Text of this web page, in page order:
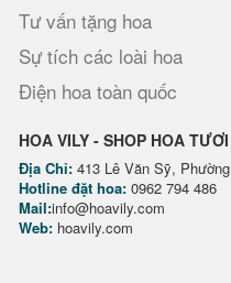
Tư vấn tặng hoa
Sự tích các loài hoa
Điện hoa toàn quốc
HOA VILY - SHOP HOA
Địa Chỉ: 413 Lê Văn Sỹ,
Hotline đặt hoa: 0962 794 486
Mail:info@hoavily.com
Web: hoavily.com